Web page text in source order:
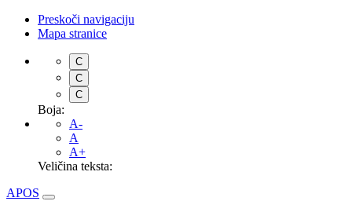
Preskoči navigaciju
Mapa stranice
C
C
C
Boja:
A-
A
A+
Veličina teksta:
APOS